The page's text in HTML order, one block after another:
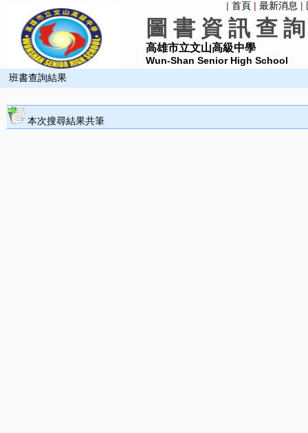
| 首頁 | 最新消息 |
圖 書 資 訊 查
高雄市立文山高級中學
Wun-Shan Senior High School
班書查詢結果
本次搜尋結果共筆